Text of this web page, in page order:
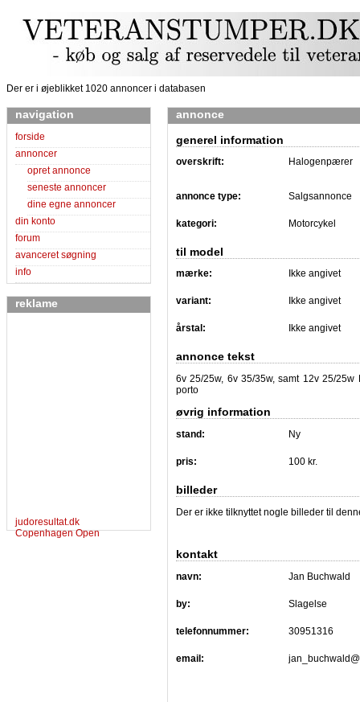
Der er i øjeblikket 1020 annoncer i databasen
navigation
forside
annoncer
opret annonce
seneste annoncer
dine egne annoncer
din konto
forum
avanceret søgning
info
reklame
judoresultat.dk
Copenhagen Open
annonce
generel information
overskrift: Halogenpærer
annonce type: Salgsannonce
kategori: Motorcykel
til model
mærke: Ikke angivet
variant: Ikke angivet
årstal: Ikke angivet
annonce tekst
6v 25/25w, 6v 35/35w, samt 12v 25/
porto
øvrig information
stand: Ny
pris: 100 kr.
billeder
Der er ikke tilknyttet nogle billeder til
kontakt
navn: Jan Buchwald
by: Slagelse
telefonnummer: 30951316
email: